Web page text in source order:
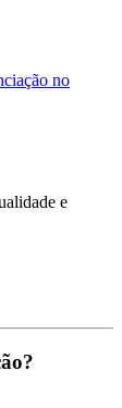
no
e